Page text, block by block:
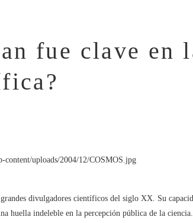
fue clave en
divulgadores científicos del siglo XX. Su
huella indeleble en la percepción pública de la